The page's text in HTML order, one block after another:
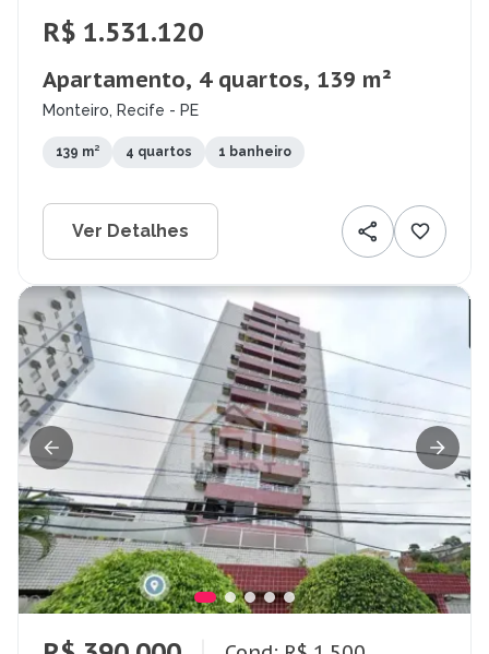
R$ 1.531.120
Apartamento, 4 quartos, 139 m²
Monteiro, Recife - PE
139 m² 4 quartos 1 banheiro
Ver Detalhes